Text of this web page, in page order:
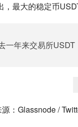
最大的稳定币
一年来交易所
：Glassnode /